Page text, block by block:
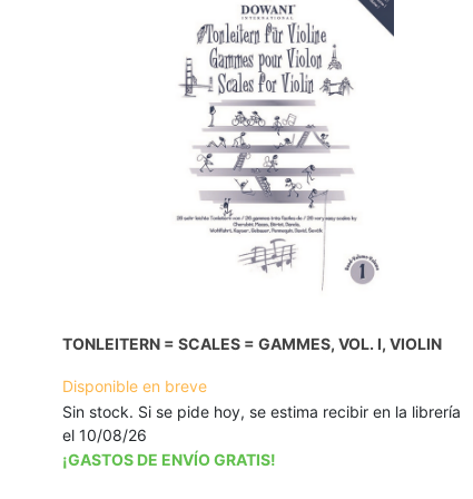
TONLEITERN = SCALES = GAMMES, VOL. I, VIOLIN
Disponible en breve
Sin stock. Si se pide hoy, se estima recibir en la librería
el 10/08/26
¡GASTOS DE ENVÍO GRATIS!